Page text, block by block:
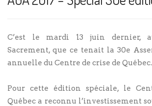
C’est le mardi 13 juin dernier,
Sacrement, que ce tenait la 30e
annuelle du Centre de crise de Québec.
Pour cette édition spéciale, le
Québec a reconnu l’investissement